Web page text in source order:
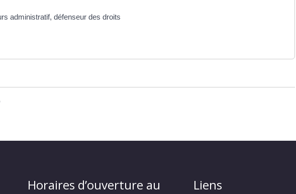
administratif, défenseur des droits
Horaires d’ouverture au
Liens